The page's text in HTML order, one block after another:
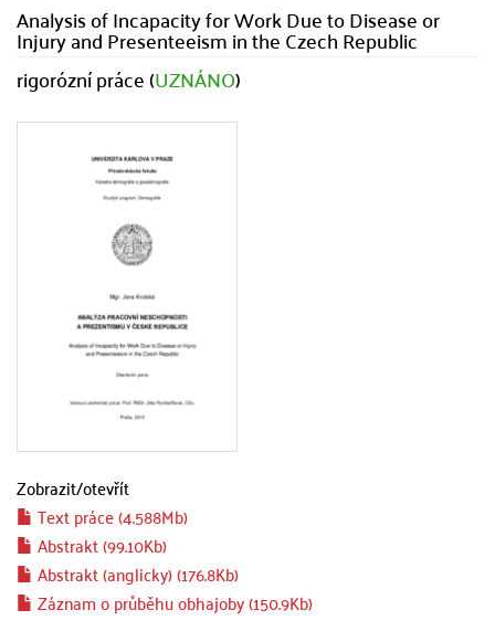
Analysis of Incapacity for Work Due to Disease or
Injury and Presenteeism in the Czech Republic
rigorózní práce (UZNÁNO)
Zobrazit/otevřít
Text práce (4.588Mb)
Abstrakt (99.10Kb)
Abstrakt (anglicky) (176.8Kb)
Záznam o průběhu obhajoby (150.9Kb)